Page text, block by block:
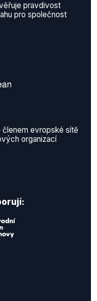
pravdivost
pro společnost
členem evropské sítě
organizací